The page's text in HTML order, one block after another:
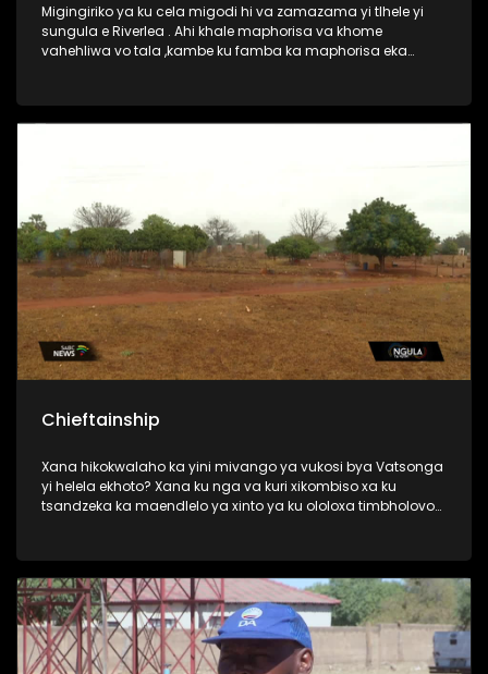
Migingiriko ya ku cela migodi hi va zamazama yi tlhele yi
sungula e Riverlea . Ahi khale maphorisa va khome
vahehliwa vo tala ,kambe ku famba ka maphorisa eka
chavela vutomi bya vona.
Chieftainship
Xana hikokwalaho ka yini mivango ya vukosi bya Vatsonga
yi helela ekhoto? Xana ku nga va kuri xikombiso xa ku
tsandzeka ka maendlelo ya xinto ya ku ololoxa timbholovo